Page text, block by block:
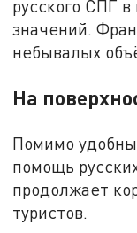
русского СПГ
значений.
небывалых
На
Помимо
помощь
продолжает
туристов.